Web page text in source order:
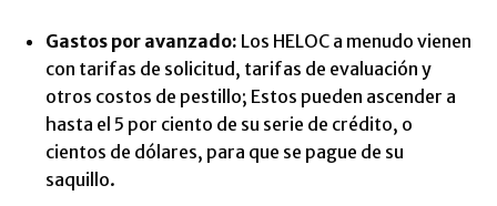
Gastos por avanzado: Los HELOC a menudo vienen
con tarifas de solicitud, tarifas de evaluación y
otros costos de pestillo; Estos pueden ascender a
hasta el 5 por ciento de su serie de crédito, o
cientos de dólares, para que se pague de su
saquillo.